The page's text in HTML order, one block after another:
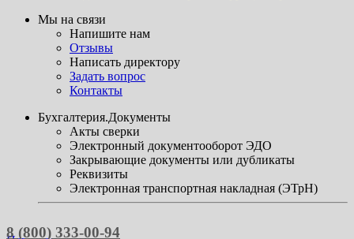
Мы на связи
Напишите нам
Отзывы
Написать директору
Задать вопрос
Контакты
Бухгалтерия.Документы
Акты сверки
Электронный документооборот ЭДО
Закрывающие документы или дубликаты
Реквизиты
Электронная транспортная накладная (ЭТрН)
8 (800) 333-00-94